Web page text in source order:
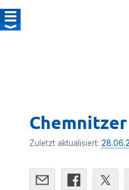
Zuletzt aktualisiert: